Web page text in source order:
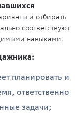
и отбирать
соответствуют
навыками.
планировать и
ответственно
задачи;